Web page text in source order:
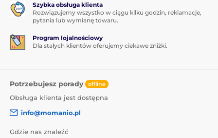
Szybka obsługa klienta
Rozwiązujemy wszystko w ciągu kilku godzin, reklamacje,
pytania lub wymianę towaru.
Program lojalnościowy
Dla stałych klientów oferujemy ciekawe zniżki.
Potrzebujesz porady offline
Obsługa klienta jest dostępna
info@momanio.pl
Gdzie nas znaleźć